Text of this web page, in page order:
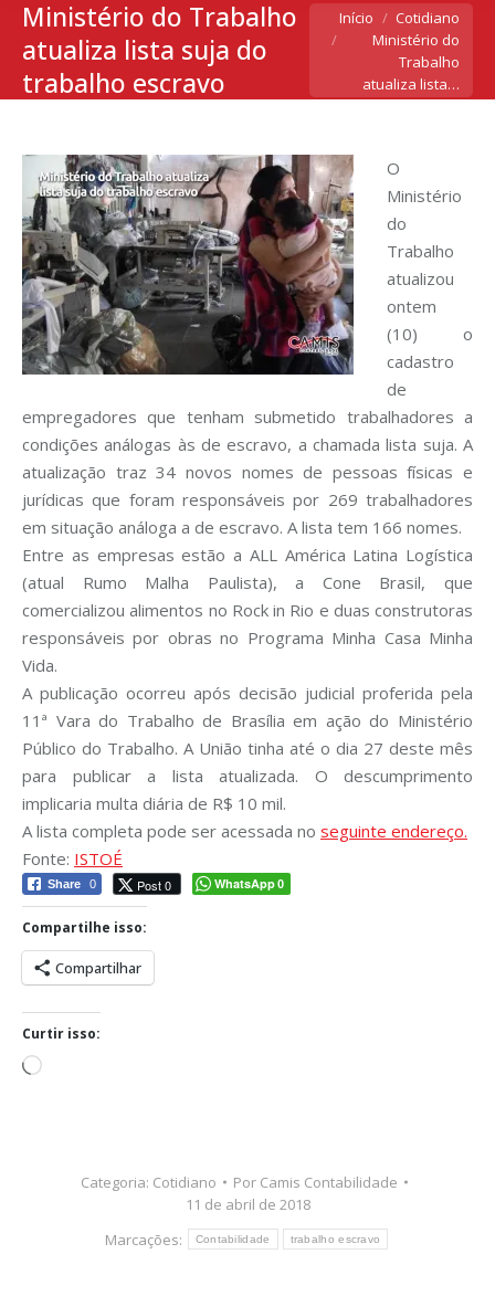
Ministério do Trabalho
atualiza lista suja do
trabalho escravo
Você está aqui:
Início
Cotidiano
Ministério do
Trabalho
atualiza lista…
O
Ministério
do
Trabalho
atualizou
ontem
(10) o
cadastro
de
empregadores que tenham submetido trabalhadores a
condições análogas às de escravo, a chamada lista suja. A
atualização traz 34 novos nomes de pessoas físicas e
jurídicas que foram responsáveis por 269 trabalhadores
em situação análoga a de escravo. A lista tem 166 nomes.
Entre as empresas estão a ALL América Latina Logística
(atual Rumo Malha Paulista), a Cone Brasil, que
comercializou alimentos no Rock in Rio e duas construtoras
responsáveis por obras no Programa Minha Casa Minha
Vida.
A publicação ocorreu após decisão judicial proferida pela
11ª Vara do Trabalho de Brasília em ação do Ministério
Público do Trabalho. A União tinha até o dia 27 deste mês
para publicar a lista atualizada. O descumprimento
implicaria multa diária de R$ 10 mil.
A lista completa pode ser acessada no seguinte endereço.
Fonte: ISTOÉ
Share 0 Post 0 WhatsApp0
Compartilhe isso:
Compartilhar
Curtir isso:
Carregando...
Categoria: Cotidiano Por Camis Contabilidade
11 de abril de 2018
Marcações:
Contabilidade trabalho escravo